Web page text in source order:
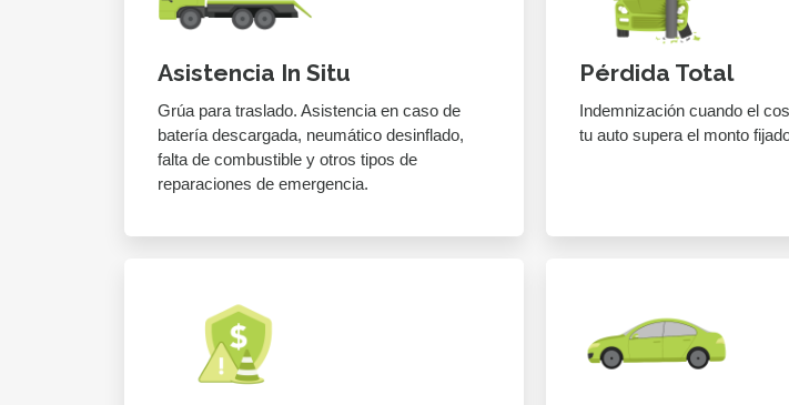
Asistencia In Situ
Grúa para traslado. Asistencia en caso de
batería descargada, neumático desinflado,
falta de combustible y otros tipos de
reparaciones de emergencia.
Pérdida Total
Indemnización cuando el
tu auto supera el monto